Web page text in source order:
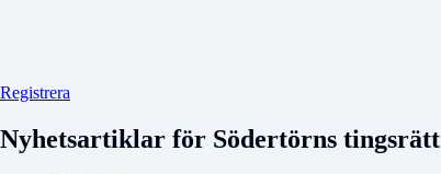
Registrera
Nyhetsartiklar för Södertörns tingsrätt